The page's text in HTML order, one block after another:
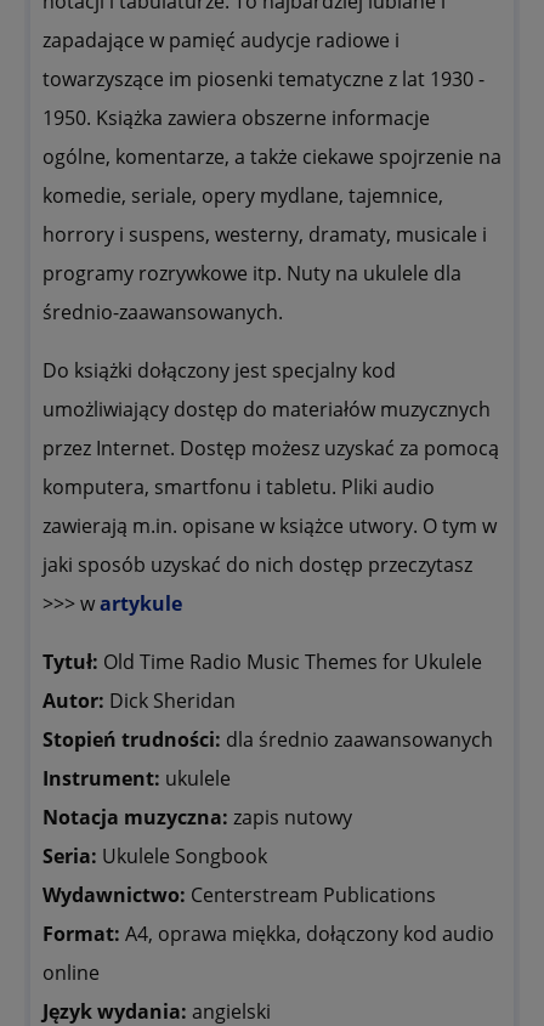
zapadające w pamięć audycje radiowe i
towarzyszące im piosenki tematyczne z lat 1930 -
1950. Książka zawiera obszerne informacje
ogólne, komentarze, a także ciekawe spojrzenie na
komedie, seriale, opery mydlane, tajemnice,
horrory i suspens, westerny, dramaty, musicale i
programy rozrywkowe itp. Nuty na ukulele dla
średnio-zaawansowanych.
Do książki dołączony jest specjalny kod
umożliwiający dostęp do materiałów muzycznych
przez Internet. Dostęp możesz uzyskać za pomocą
komputera, smartfonu i tabletu. Pliki audio
zawierają m.in. opisane w książce utwory. O tym w
jaki sposób uzyskać do nich dostęp przeczytasz
>>> wartykule
Tytuł: Old Time Radio Music Themes for Ukulele
Autor: Dick Sheridan
Stopień trudności: dla średnio zaawansowanych
Instrument: ukulele
Notacja muzyczna: zapis nutowy
Seria: Ukulele Songbook
Wydawnictwo: Centerstream Publications
Format: A4, oprawa miękka, dołączony kod audio
online
Język wydania: angielski